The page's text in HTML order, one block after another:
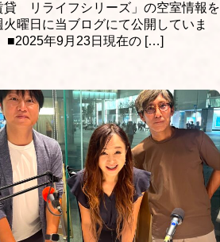
貸 リライフシリーズ」の空室情報を
火曜日に当ブログにて公開していま
■2025年9月23日現在の […]